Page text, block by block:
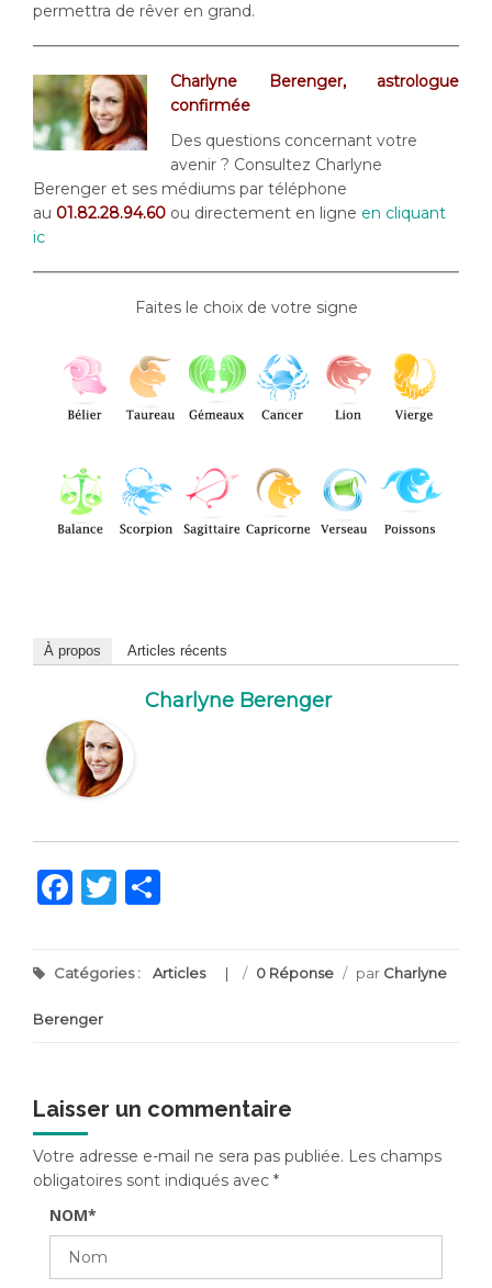
permettra de rêver en grand.
Charlyne Berenger, astrologue
confirmée
Des questions concernant votre
avenir ? Consultez Charlyne
Berenger et ses médiums par téléphone
au 01.82.28.94.60 ou directement en ligne en cliquant
ic
Faites le choix de votre signe
À propos Articles récents
Charlyne Berenger
Facebook
Twitter
Catégories : Articles / 0 Réponse / par Charlyne
Berenger
Laisser un commentaire
Votre adresse e-mail ne sera pas publiée. Les champs
obligatoires sont indiqués avec *
NOM*